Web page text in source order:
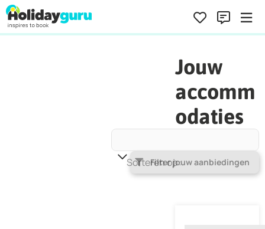
Jouw
accomm
odaties
Filter jouw aanbiedingen
Sorteren op Populariteit